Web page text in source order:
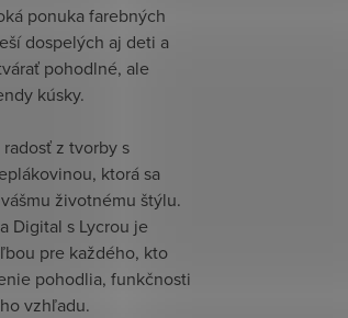
ponuka farebných
dospelých aj deti a
pohodlné, ale
kúsky.
z tvorby s
ktorá sa
životnému štýlu.
Digital s Lycrou je
pre každého, kto
pohodlia, funkčnosti
vzhľadu.